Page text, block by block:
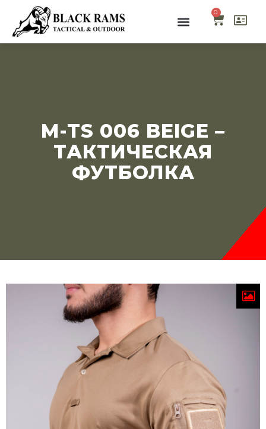
0
M-TS 006 BEIGE –
ТАКТИЧЕСКАЯ
ФУТБОЛКА